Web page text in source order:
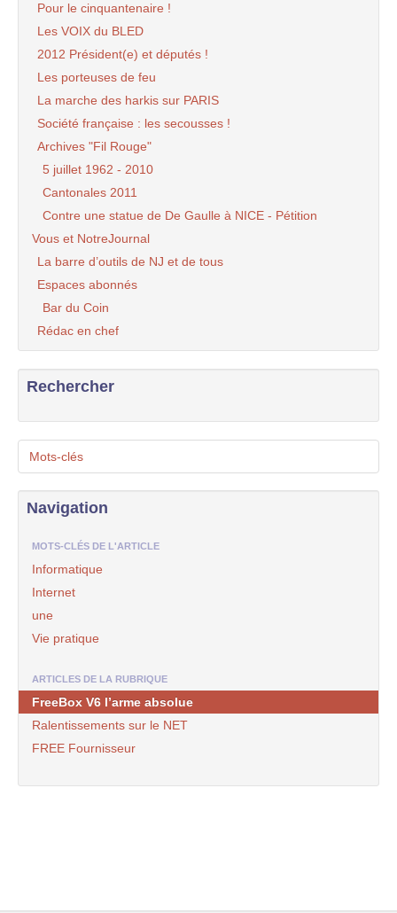
Pour le cinquantenaire !
Les VOIX du BLED
2012 Président(e) et députés !
Les porteuses de feu
La marche des harkis sur PARIS
Société française : les secousses !
Archives "Fil Rouge"
5 juillet 1962 - 2010
Cantonales 2011
Contre une statue de De Gaulle à NICE - Pétition
Vous et NotreJournal
La barre d’outils de NJ et de tous
Espaces abonnés
Bar du Coin
Rédac en chef
Rechercher
Mots-clés
Navigation
MOTS-CLÉS DE L'ARTICLE
Informatique
Internet
une
Vie pratique
ARTICLES DE LA RUBRIQUE
FreeBox V6 l’arme absolue
Ralentissements sur le NET
FREE Fournisseur